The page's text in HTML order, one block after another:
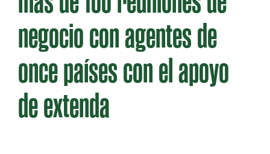
negocio con agentes de
once países con el apoyo
de extenda